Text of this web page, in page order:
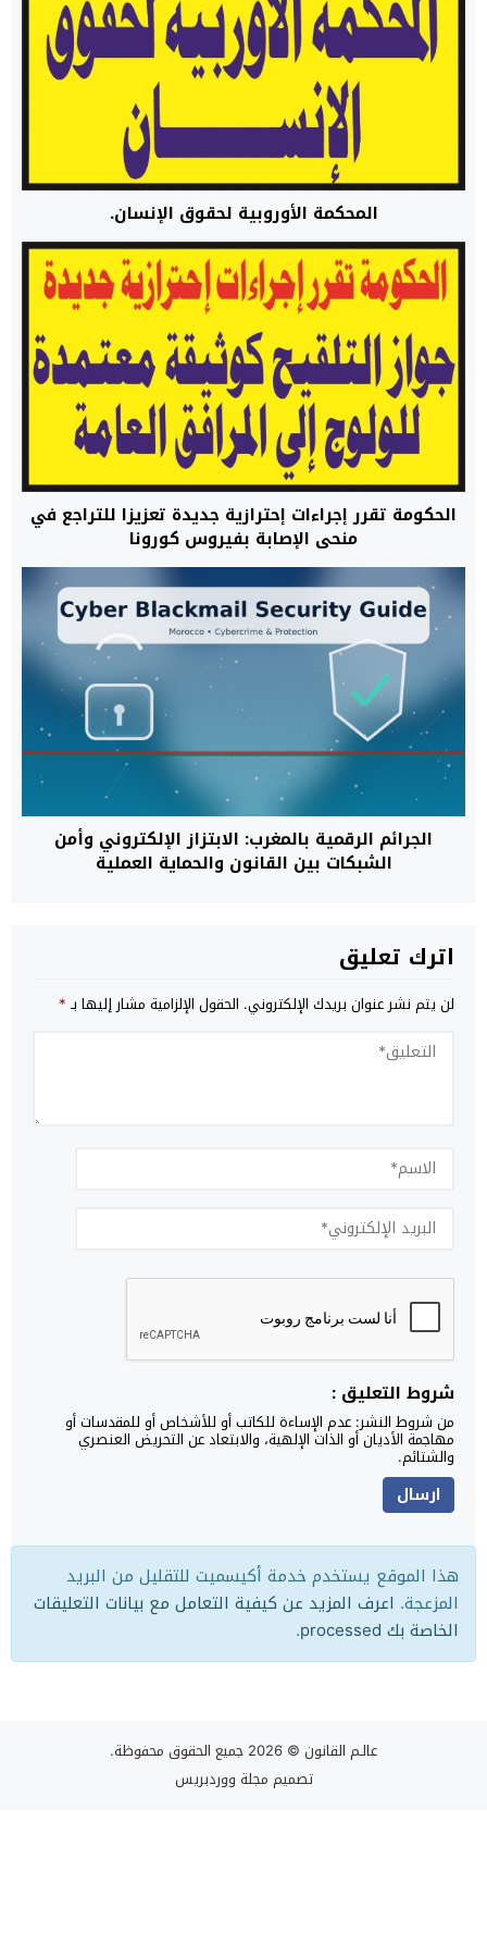
المحكمة الأوروبية لحقوق الإنسان.
الحكومة تقرر إجراءات إحترازية جديدة تعزيزا للتراجع في
منحى الإصابة بفيروس كورونا
الجرائم الرقمية بالمغرب: الابتزاز الإلكتروني وأمن
الشبكات بين القانون والحماية العملية
اترك تعليق
لن يتم نشر عنوان بريدك الإلكتروني. الحقول الإلزامية مشار إليها بـ*
شروط التعليق :
من شروط النشر: عدم الإساءة للكاتب أو للأشخاص أو للمقدسات أو
مهاجمة الأديان أو الذات الإلهية، والابتعاد عن التحريض العنصري
والشتائم.
هذا الموقع يستخدم خدمة أكيسميت للتقليل من البريد
المزعجة. اعرف المزيد عن كيفية التعامل مع بيانات التعليقات
الخاصة بك processed
.
عالـم القانون © 2026 جميع الحقوق محفوظة.
تصميم مجلة ووردبريس